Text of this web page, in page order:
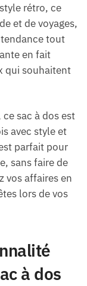
rétro, ce
et de voyages,
tout
en fait
qui souhaitent
sac à dos est
avec style et
parfait pour
sans faire de
vos affaires en
lors de vos
à dos